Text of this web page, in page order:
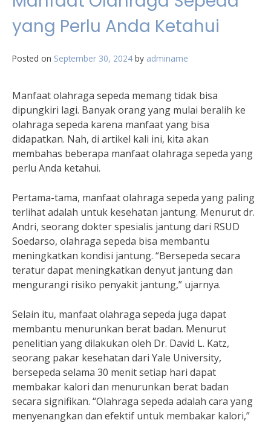
yang Perlu Anda Ketahui
Posted on September 30, 2024 by adminame
Manfaat olahraga sepeda memang tidak bisa
dipungkiri lagi. Banyak orang yang mulai beralih ke
olahraga sepeda karena manfaat yang bisa
didapatkan. Nah, di artikel kali ini, kita akan
membahas beberapa manfaat olahraga sepeda yang
perlu Anda ketahui.
Pertama-tama, manfaat olahraga sepeda yang paling
terlihat adalah untuk kesehatan jantung. Menurut dr.
Andri, seorang dokter spesialis jantung dari RSUD
Soedarso, olahraga sepeda bisa membantu
meningkatkan kondisi jantung. “Bersepeda secara
teratur dapat meningkatkan denyut jantung dan
mengurangi risiko penyakit jantung,” ujarnya.
Selain itu, manfaat olahraga sepeda juga dapat
membantu menurunkan berat badan. Menurut
penelitian yang dilakukan oleh Dr. David L. Katz,
seorang pakar kesehatan dari Yale University,
bersepeda selama 30 menit setiap hari dapat
membakar kalori dan menurunkan berat badan
secara signifikan. “Olahraga sepeda adalah cara yang
menyenangkan dan efektif untuk membakar kalori,”